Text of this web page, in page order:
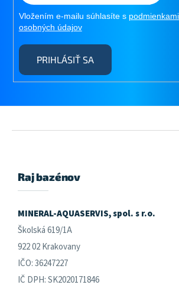
Vložením e-mailu súhlasíte s
osobných údajov
PRIHLÁSIŤ SA
Raj bazénov
MINERAL-AQUASERVIS, spol. s r.o.
Školská 619/1A
922 02 Krakovany
IČO: 36247227
IČ DPH: SK2020171846